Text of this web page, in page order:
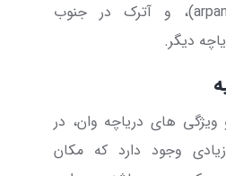
)، و آترک در جنوب
دیگر.
ویژگی های دریاچه وان، در
وجود دارد که مکان